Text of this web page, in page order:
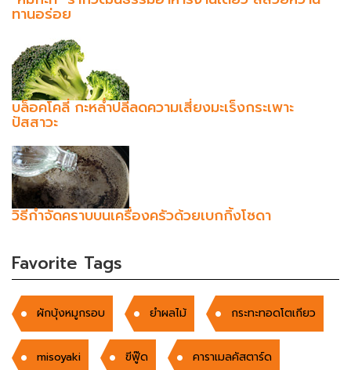
ทานอร่อย​
บล็อคโคลี่ กะหล่ำปลีลดความเสี่ยงมะเร็งกระเพาะ
ปัสสาวะ
วิธีกำจัดคราบบนเครื่องครัวด้วยเบกกิ้งโซดา
Favorite Tags
ผักบุ้งหมูกรอบ ยำผลไม้ กระทะทอดโตเกียว
misoyaki ฃีฟู๊ด คาราเมลคัสตาร์ด